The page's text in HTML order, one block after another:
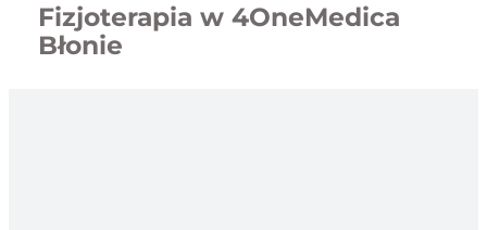
Fizjoterapia w 4OneMedica
Błonie